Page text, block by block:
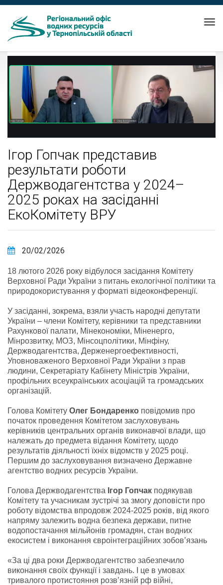
Ігор Гопчак представив
результати роботи
Держводагентства у 2024–
2025 роках на засіданні
ЕкоКомітету ВРУ
20/02/2026
18 лютого 2026 року відбулося засідання Комітету
Верховної Ради України з питань екологічної політики та
природокористування у форматі відеоконференції.
У засіданні, зокрема, взяли участь народні депутати
України – члени Комітету, керівники та представники
Рахункової палати, Мінекономіки, Міненерго,
Мінрозвитку, МОЗ, Мінсоцполітики, Мінфіну,
Держводагентства, Держенергоефективності,
Уповноваженого Верховної Ради України з прав
людини, Секретаріату Кабінету Міністрів України,
профільних всеукраїнських асоціацій та громадських
організацій.
Голова Комітету Олег Бондаренко повідомив про
початок проведення Комітетом заслуховувань
керівників центральних органів виконавчої влади, що
належать до предмета відання Комітету, щодо
результатів діяльності їхніх відомств у 2025 році.
Першим до заслуховування визначено Державне
агентство водних ресурсів України.
Голова Держводагентства Ігор Гопчак подякував
Комітету та учасникам зустрічі за змогу доповісти про
роботу відомства впродовж 2024-2025 років, від якого
напряму залежить водна безпека держави, питне
водопостачання мільйонів громадян, стан водних
екосистем і виконання євроінтеграційних зобов’язань
«За ці два роки Держводагентство забезпечило
виконання своїх функції і завдань. І це в умовах
тривалого протистояння розв’язній рф війні,